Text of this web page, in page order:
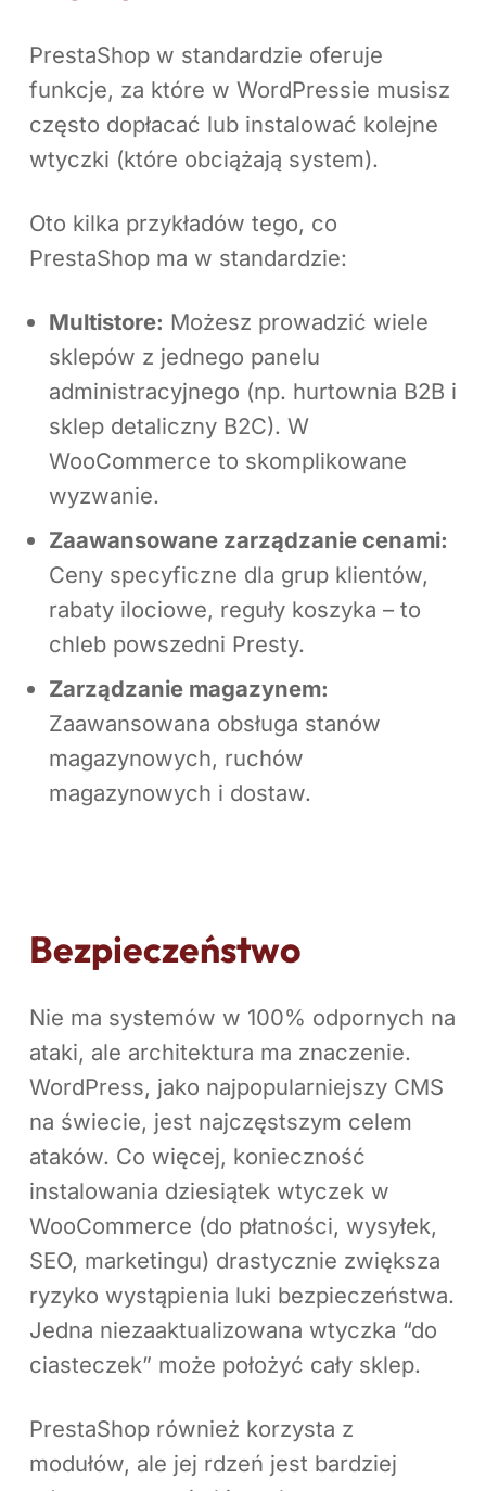
PrestaShop w standardzie oferuje
funkcje, za które w WordPressie musisz
często dopłacać lub instalować kolejne
wtyczki (które obciążają system).
Oto kilka przykładów tego, co
PrestaShop ma w standardzie:
Multistore: Możesz prowadzić wiele
sklepów z jednego panelu
administracyjnego (np. hurtownia B2B i
sklep detaliczny B2C). W
WooCommerce to skomplikowane
wyzwanie.
Zaawansowane zarządzanie cenami:
Ceny specyficzne dla grup klientów,
rabaty ilociowe, reguły koszyka – to
chleb powszedni Presty.
Zarządzanie magazynem:
Zaawansowana obsługa stanów
magazynowych, ruchów
magazynowych i dostaw.
Bezpieczeństwo
Nie ma systemów w 100% odpornych na
ataki, ale architektura ma znaczenie.
WordPress, jako najpopularniejszy CMS
na świecie, jest najczęstszym celem
ataków. Co więcej, konieczność
instalowania dziesiątek wtyczek w
WooCommerce (do płatności, wysyłek,
SEO, marketingu) drastycznie zwiększa
ryzyko wystąpienia luki bezpieczeństwa.
Jedna niezaaktualizowana wtyczka “do
ciasteczek” może położyć cały sklep.
PrestaShop również korzysta z
modułów, ale jej rdzeń jest bardziej